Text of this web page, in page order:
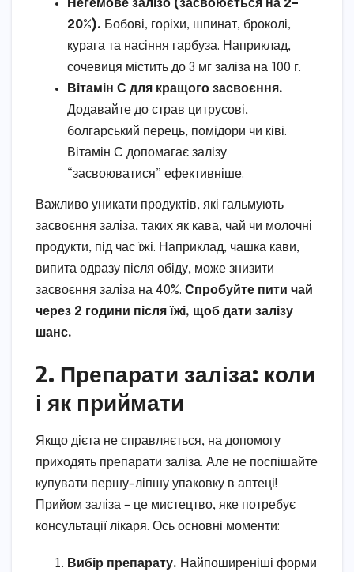
Негемове залізо (засвоюється на 2–
20%). Бобові, горіхи, шпинат, броколі,
курага та насіння гарбуза. Наприклад,
сочевиця містить до 3 мг заліза на 100 г.
Вітамін С для кращого засвоєння.
Додавайте до страв цитрусові,
болгарський перець, помідори чи ківі.
Вітамін С допомагає залізу
“засвоюватися” ефективніше.
Важливо уникати продуктів, які гальмують
засвоєння заліза, таких як кава, чай чи молочні
продукти, під час їжі. Наприклад, чашка кави,
випита одразу після обіду, може знизити
засвоєння заліза на 40%. Спробуйте пити чай
через 2 години після їжі, щоб дати залізу
шанс.
2. Препарати заліза: коли
і як приймати
Якщо дієта не справляється, на допомогу
приходять препарати заліза. Але не поспішайте
купувати першу-ліпшу упаковку в аптеці!
Прийом заліза – це мистецтво, яке потребує
консультації лікаря. Ось основні моменти:
Вибір препарату. Найпоширеніші форми